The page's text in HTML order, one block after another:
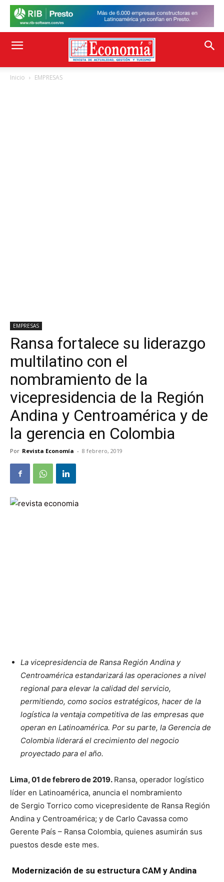
Inicio EMPRESAS
EMPRESAS
Ransa fortalece su liderazgo
multilatino con el
nombramiento de la
vicepresidencia de la Región
Andina y Centroamérica y de
la gerencia en Colombia
Por Revista Economía - 8 febrero, 2019
La vicepresidencia de Ransa Región Andina y
Centroamérica estandarizará las operaciones a nivel
regional para elevar la calidad del servicio,
permitiendo, como socios estratégicos, hacer de la
logística la ventaja competitiva de las empresas que
operan en Latinoamérica. Por su parte, la Gerencia de
Colombia liderará el crecimiento del negocio
proyectado para el año.
Lima, 01 de febrero de 2019. Ransa, operador logístico
líder en Latinoamérica, anuncia el nombramiento
de Sergio Torrico como vicepresidente de Ransa Región
Andina y Centroamérica; y de Carlo Cavassa como
Gerente País – Ransa Colombia, quienes asumirán sus
puestos desde este mes.
Modernización de su estructura CAM y Andina